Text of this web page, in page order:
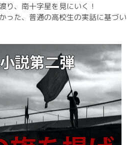
り、南十字星を見にいく！
った、普通の高校生の実話に基づい